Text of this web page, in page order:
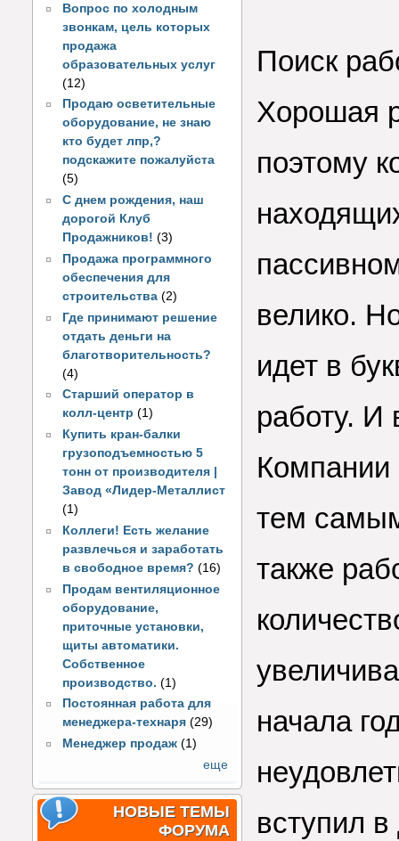
Вопрос по холодным
звонкам, цель которых
продажа
образовательных услуг
(12)
Продаю осветительные
оборудование, не знаю
кто будет лпр,?
подскажите пожалуйста
(5)
С днем рождения, наш
дорогой Клуб
Продажников! (3)
Продажа программного
обеспечения для
строительства (2)
Где принимают решение
отдать деньги на
благотворительность?
(4)
Старший оператор в
колл-центр (1)
Купить кран-балки
грузоподъемностью 5
тонн от производителя |
Завод «Лидер-Металлист
(1)
Коллеги! Есть желание
развлечься и заработать
в свободное время? (16)
Продам вентиляционное
оборудование,
приточные установки,
щиты автоматики.
Собственное
производство. (1)
Постоянная работа для
менеджера-технаря (29)
Менеджер продаж (1)
еще
НОВЫЕ ТЕМЫ
ФОРУМА
Поиск
Хорошая
поэтому
велико.
идет в
работу. И
Компании
тем
также
начала
вступил